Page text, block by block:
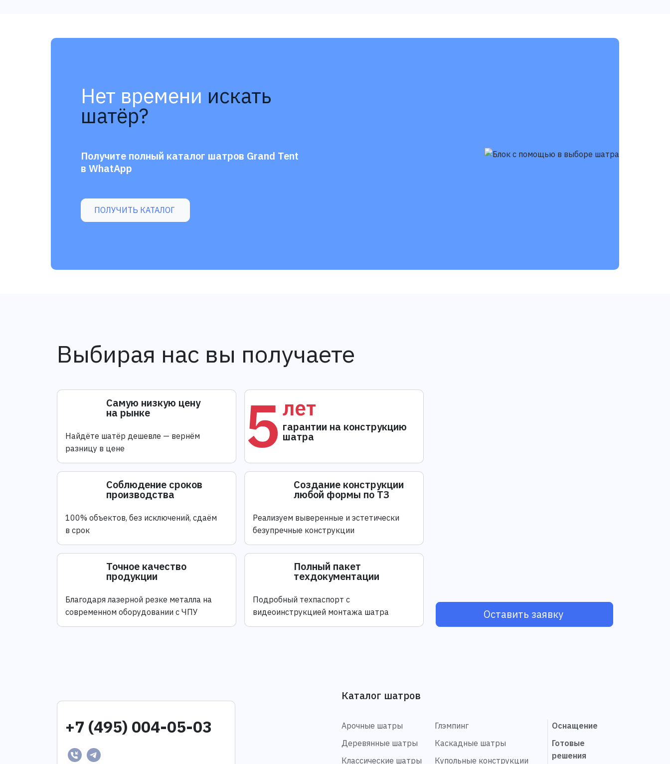
Нет времени искать
шатёр?
Получите полный каталог шатров Grand Tent
в WhatApp
ПОЛУЧИТЬ КАТАЛОГ
Выбирая нас вы получаете
Самую низкую цену
на рынке
Найдёте шатёр дешевле — вернём
разницу в цене
5лет
гарантии на конструкцию
шатра
Соблюдение сроков
производства
100% объектов, без исключений, сдаём
в срок
Создание конструкции
любой формы по ТЗ
Реализуем выверенные и эстетически
безупречные конструкции
Точное качество
продукции
Благодаря лазерной резке металла на
современном оборудовании с ЧПУ
Полный пакет
техдокументации
Подробный техпаспорт с
видеоинструкцией монтажа шатра
Оставить заявку
+7 (495) 004-05-03
Каталог шатров
Арочные шатры
Деревянные шатры
Классические шатры
Глэмпинг
Каскадные шатры
Купольные конструкции
Оснащение
Готовые
решения